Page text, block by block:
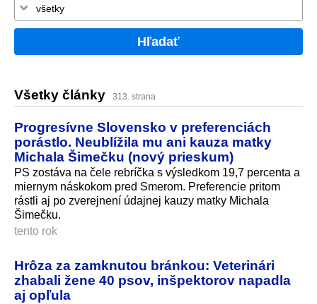
Hľadať
Všetky články 313. strana
Progresívne Slovensko v preferenciách
porástlo. Neublížila mu ani kauza matky
Michala Šimečku (nový prieskum)
PS zostáva na čele rebríčka s výsledkom 19,7 percenta a
miernym náskokom pred Smerom. Preferencie pritom
rástli aj po zverejnení údajnej kauzy matky Michala
Šimečku.
tento rok
Hrôza za zamknutou bránkou: Veterinári
zhabali žene 40 psov, inšpektorov napadla
aj opľula